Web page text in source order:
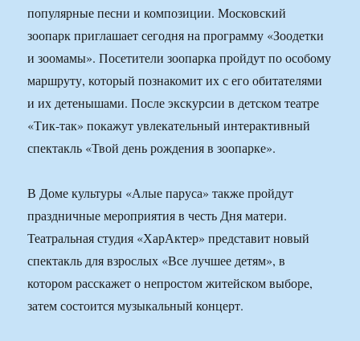
популярные песни и композиции. Московский
зоопарк приглашает сегодня на программу «Зоодетки
и зоомамы». Посетители зоопарка пройдут по особому
маршруту, который познакомит их с его обитателями
и их детенышами. После экскурсии в детском театре
«Тик-так» покажут увлекательный интерактивный
спектакль «Твой день рождения в зоопарке».
В Доме культуры «Алые паруса» также пройдут
праздничные мероприятия в честь Дня матери.
Театральная студия «ХарАктер» представит новый
спектакль для взрослых «Все лучшее детям», в
котором расскажет о непростом житейском выборе,
затем состоится музыкальный концерт.